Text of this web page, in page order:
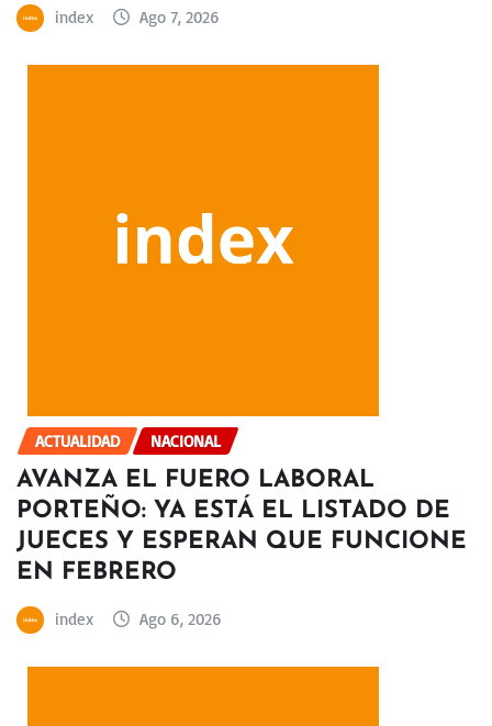
index Ago 7, 2026
ACTUALIDAD NACIONAL
AVANZA EL FUERO LABORAL
PORTEÑO: YA ESTÁ EL LISTADO DE
JUECES Y ESPERAN QUE FUNCIONE
EN FEBRERO
index Ago 6, 2026